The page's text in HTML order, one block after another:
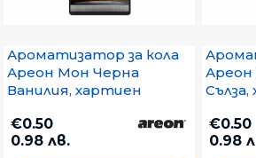
Ароматизатор за кола
Ареон Мон Черна
Ванилия, хартиен
€0.50
0.98 лв.
€0.50
0.98